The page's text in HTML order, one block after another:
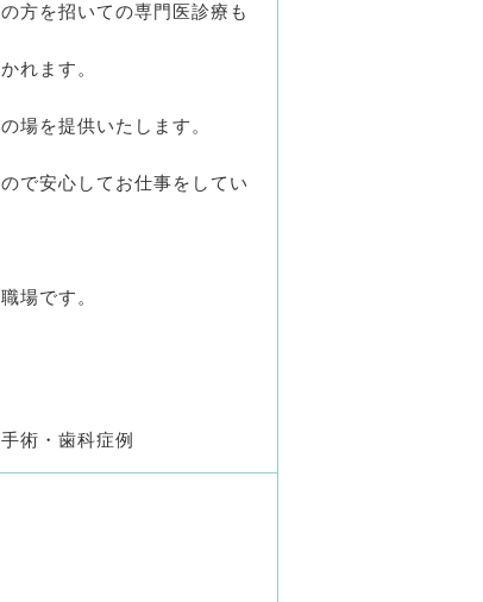
方を招いての専門医診療も
れます。
場を提供いたします。
で安心してお仕事をしてい
場です。
術・歯科症例